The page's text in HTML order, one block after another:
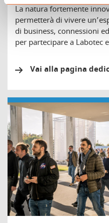
La natura fortemente
permetterà di vivere
di business, connessioni
per partecipare a Labotec
Vai alla pagina